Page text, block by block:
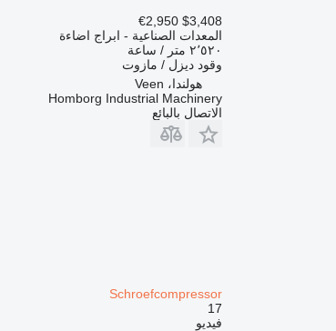
$3,408
€2,950
المعدات الصناعية - ابراج اضاءة
٢٬٥٢٠ متر / ساعة
وقود ديزل / مازوت
هولندا، Veen
Homborg Industrial Machinery
الاتصال بالبائع
Schroefcompressor
17
فيديو